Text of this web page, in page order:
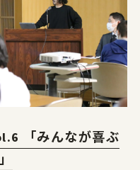
「みんなが喜ぶ